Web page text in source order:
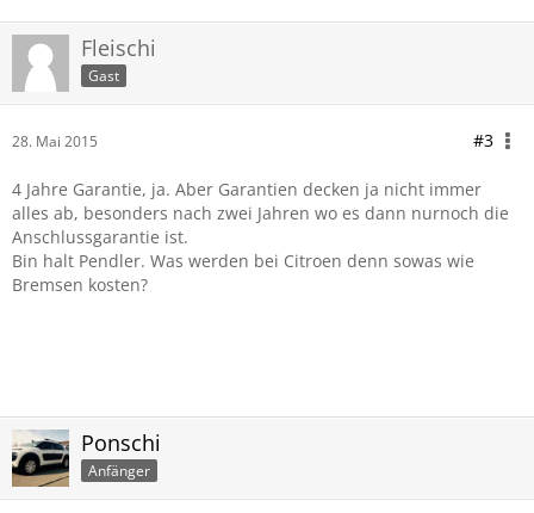
Fleischi
Gast
28. Mai 2015 #3
4 Jahre Garantie, ja. Aber Garantien decken ja nicht immer
alles ab, besonders nach zwei Jahren wo es dann nurnoch die
Anschlussgarantie ist.
Bin halt Pendler. Was werden bei Citroen denn sowas wie
Bremsen kosten?
Ponschi
Anfänger